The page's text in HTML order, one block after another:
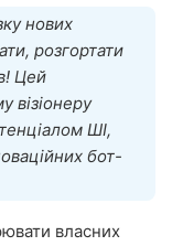
нових
розгортати
Цей
візіонеру
ШІ,
бот-
власних